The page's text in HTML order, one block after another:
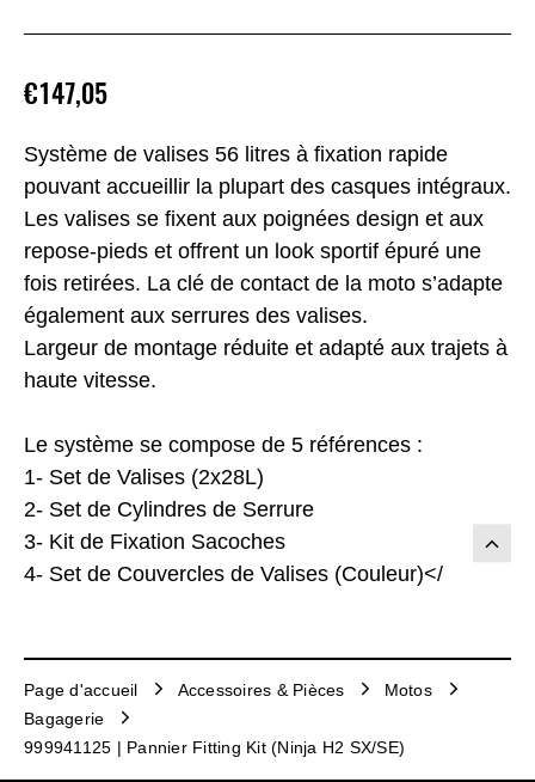
Système de valises 56 litres à fixation rapide
pouvant accueillir la plupart des casques intégraux.
Les valises se fixent aux poignées design et aux
repose-pieds et offrent un look sportif épuré une
fois retirées. La clé de contact de la moto s’adapte
également aux serrures des valises.
Largeur de montage réduite et adapté aux trajets à
haute vitesse.
Le système se compose de 5 références :
1- Set de Valises (2x28L)
2- Set de Cylindres de Serrure
3- Kit de Fixation Sacoches
4- Set de Couvercles de Valises (Couleur)</
€147,05
Page d'accueil Accessoires & Pièces
Motos
Bagagerie
999941125 | Pannier Fitting Kit (Ninja H2 SX/SE)